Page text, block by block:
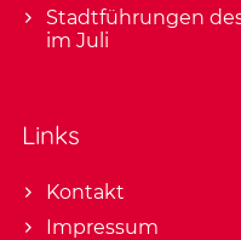
Stadtführungen
im Juli
Links
Kontakt
Impressum